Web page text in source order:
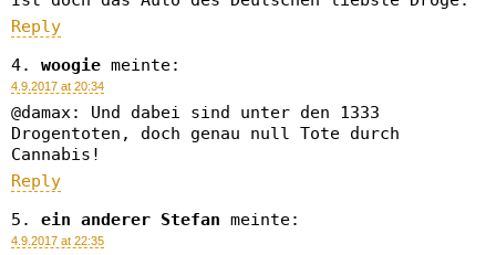
Reply
woogie meinte:
4.9.2017 at 20:34
@damax: Und dabei sind unter den 1333
Drogentoten, doch genau null Tote durch
Cannabis!
Reply
ein anderer Stefan meinte:
4.9.2017 at 22:35